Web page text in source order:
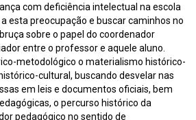
com deficiência intelectual na escola
esta preocupação e buscar caminhos no
sobre o papel do coordenador
entre o professor e aquele aluno.
metodológico o materialismo histórico-
cultural, buscando desvelar nas
em leis e documentos oficiais, bem
o percurso histórico da
pedagógico no sentido de